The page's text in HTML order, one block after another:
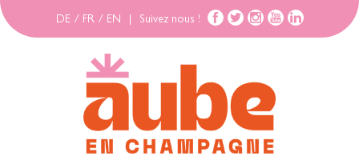
DE / FR / EN Suivez nous !